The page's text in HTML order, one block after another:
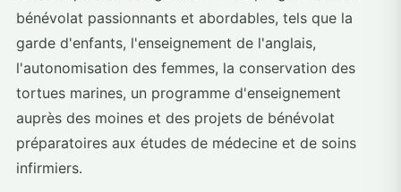
bénévolat passionnants et abordables, tels que la
garde d'enfants, l'enseignement de l'anglais,
l'autonomisation des femmes, la conservation des
tortues marines, un programme d'enseignement
auprès des moines et des projets de bénévolat
préparatoires aux études de médecine et de soins
infirmiers.